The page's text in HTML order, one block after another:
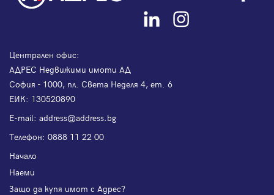
Централен офис:
АДРЕС Недвижими имоти АД
София - 1000, пл. Света Неделя 4, ет. 6
ЕИК: 130520890
Е-mail: address@address.bg
Телефон: 0888 11 22 00
Начало
Наеми
Защо да купя имот с Адрес?